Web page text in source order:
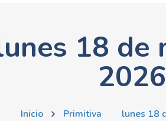
18 de
2026
Inicio Primitiva lunes 18